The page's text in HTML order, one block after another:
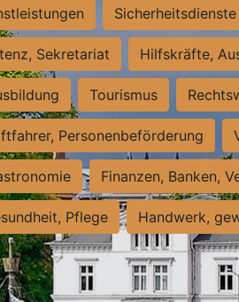
Sicherheitsdienste
Sekretariat Hilfskräfte,
Tourismus
Personenbeförderung
Finanzen, Banken,
Pflege Handwerk,